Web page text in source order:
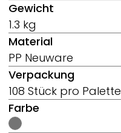
Gewicht
1.3 kg
Material
PP Neuware
Verpackung
108 Stück pro Palette
Farbe